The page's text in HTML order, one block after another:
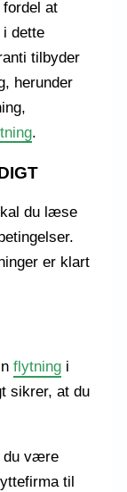
at
dette
tilbyder
herunder
.
du læse
er klart
flytning i
sikrer, at du
du være
til